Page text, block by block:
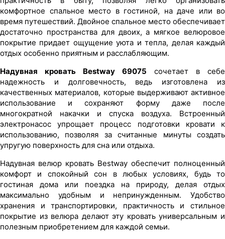
комфортное спальное место в гостиной, на даче или во
время путешествий. Двойное спальное место обеспечивает
достаточно пространства для двоих, а мягкое велюровое
покрытие придает ощущение уюта и тепла, делая каждый
отдых особенно приятным и расслабляющим.
Надувная кровать Bestway 69075 сочетает в себе
надежность и долговечность, ведь изготовлена из
качественных материалов, которые выдерживают активное
использование и сохраняют форму даже после
многократной накачки и спуска воздуха. Встроенный
электронасос упрощает процесс подготовки кровати к
использованию, позволяя за считанные минуты создать
упругую поверхность для сна или отдыха.
Надувная велюр кровать Bestway обеспечит полноценный
комфорт и спокойный сон в любых условиях, будь то
гостиная дома или поездка на природу, делая отдых
максимально удобным и непринужденным. Удобство
хранения и транспортировки, практичность и стильное
покрытие из велюра делают эту кровать универсальным и
полезным приобретением для каждой семьи.